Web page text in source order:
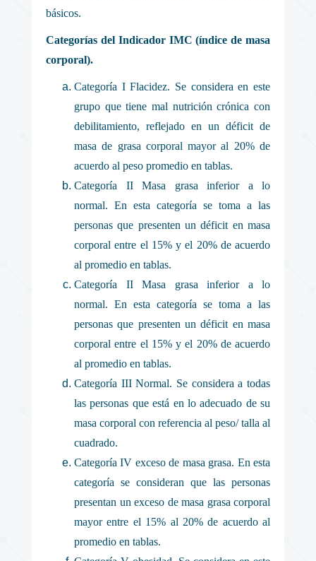
básicos.
Categorías del Indicador IMC (índice de masa
corporal).
Categoría I Flacidez. Se considera en este
grupo que tiene mal nutrición crónica con
debilitamiento, reflejado en un déficit de
masa de grasa corporal mayor al 20% de
acuerdo al peso promedio en tablas.
Categoría II Masa grasa inferior a lo
normal. En esta categoría se toma a las
personas que presenten un déficit en masa
corporal entre el 15% y el 20% de acuerdo
al promedio en tablas.
Categoría II Masa grasa inferior a lo
normal. En esta categoría se toma a las
personas que presenten un déficit en masa
corporal entre el 15% y el 20% de acuerdo
al promedio en tablas.
Categoría III Normal. Se considera a todas
las personas que está en lo adecuado de su
masa corporal con referencia al peso/ talla al
cuadrado.
Categoría IV exceso de masa grasa. En esta
categoría se consideran que las personas
presentan un exceso de masa grasa corporal
mayor entre el 15% al 20% de acuerdo al
promedio en tablas.